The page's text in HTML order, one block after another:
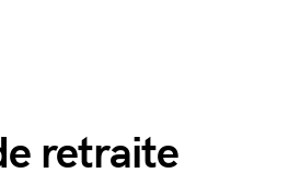
retraite